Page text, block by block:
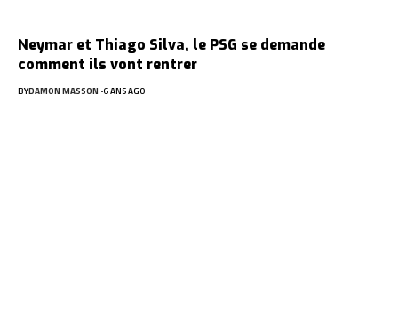
Neymar et Thiago Silva, le PSG se demande
comment ils vont rentrer
BYDAMON MASSON 6 ANS AGO